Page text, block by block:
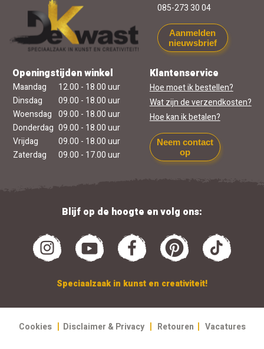
085-273 30 04
Aanmelden
nieuwsbrief
Openingstijden winkel
Maandag
12.00 - 18.00 uur
Dinsdag
09.00 - 18.00 uur
Woensdag 09.00 - 18.00 uur
Donderdag 09.00 - 18.00 uur
Vrijdag
09.00 - 18.00 uur
Zaterdag
09.00 - 17.00 uur
Klantenservice
Hoe moet ik bestellen?
Wat zijn de verzendkosten?
Hoe kan ik betalen?
Neem contact
op
Blijf op de hoogte en volg ons:
Speciaalzaak in kunst en creativiteit!
Cookies | Disclaimer & Privacy | Retouren | Vacatures